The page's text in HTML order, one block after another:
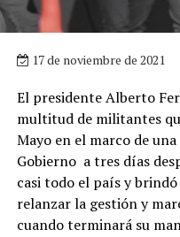
17 de noviembre de 2021
El presidente Alberto
multitud de militantes
Mayo en el marco de
Gobierno a tres días
casi todo el país y
relanzar la gestión y
cuando terminará su